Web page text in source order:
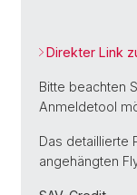
Direkter Link
Bitte beachten
Anmeldetool
Das detaillierte
angehängten